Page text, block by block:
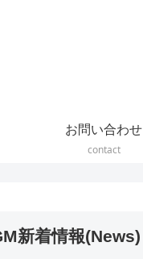
お問い合わせ
contact
新着情報(News)